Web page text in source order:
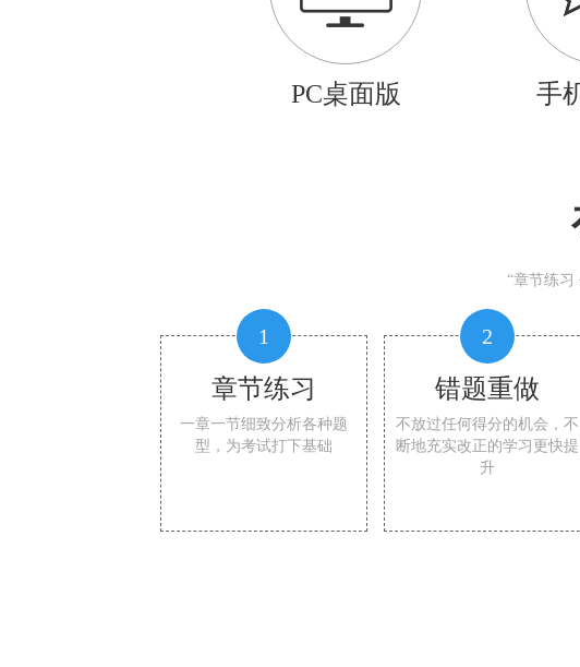
PC桌面版 手
“章节练
1
章节练习
一章一节细致分析各种题
型，为考试打下基础
2
错题重做
不放过任何得分的机会，不
断地充实改正的学习更快提
升